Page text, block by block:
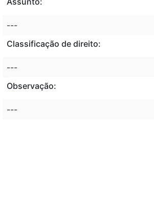
---
Classificação de direito:
---
Observação:
---